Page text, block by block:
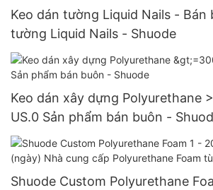
Keo dán tường Liquid Nails - Bán
tường Liquid Nails - Shuode
Keo dán xây dựng Polyurethane
US.0 Sản phẩm bán buôn -
Shuode Custom Polyurethane